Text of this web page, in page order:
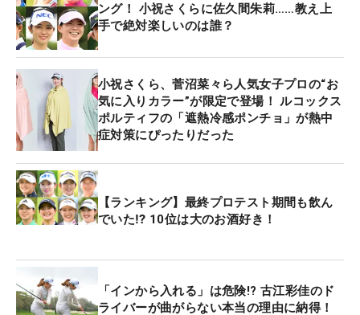
ング！ 小祝さくらに佐久間朱莉……教え上
手で絶対楽しいのは誰？
小祝さくら、菅沼菜々ら人気女子プロの“お
気に入りカラー”が限定で登場！ ルコックス
ポルティフの「遮熱冷感ポンチョ」が熱中
症対策にぴったりだった
【ランキング】最終プロテスト期間も飲ん
でいた⁉ 10位は大のお酒好き！
「インから入れる」は危険!? 古江彩佳のド
ライバーが曲がらない本当の理由に納得！